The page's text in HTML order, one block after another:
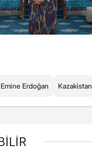
Emine Erdoğan Kazakistan